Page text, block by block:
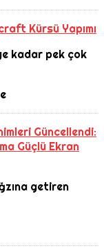
Kürsü Yapımı
kadar pek çok
Güncellendi:
Güçlü Ekran
getiren